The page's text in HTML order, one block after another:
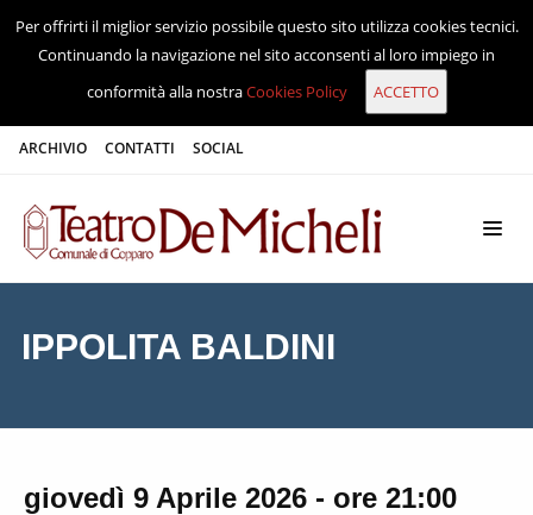
Per offrirti il miglior servizio possibile questo sito utilizza cookies tecnici.
Continuando la navigazione nel sito acconsenti al loro impiego in
conformità alla nostraCookies Policy
ARCHIVIO CONTATTI SOCIAL
IPPOLITA BALDINI
giovedì 9 Aprile 2026 - ore 21:00